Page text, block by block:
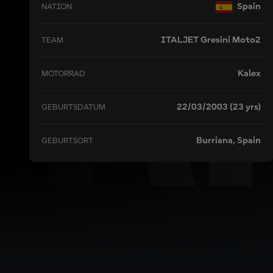
NATION Spain
TEAM ITALJET Gresini Moto2
MOTORRAD Kalex
GEBURTSDATUM 22/03/2003 (23 yrs)
GEBURTSORT Burriana, Spain